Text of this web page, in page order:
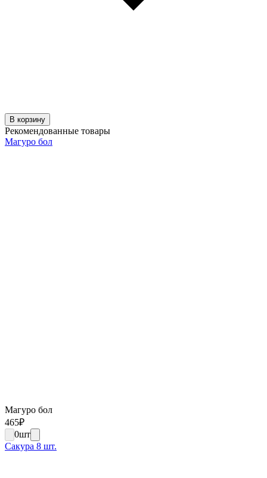
В корзину
Рекомендованные товары
Магуро бол
Магуро бол
465₽
0шт
Сакура 8 шт.